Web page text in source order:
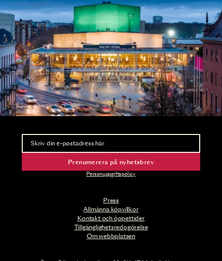
Press
Allmänna köpvillkor
Kontakt och öppettider
Tillgänglighetsredogörelse
Om webbplatsen
Nyhetsbrev
Ta del av förhandsinformation och biljettsläpp.
Prenumerera på nyhetsbrev
Personuppgiftspolicy